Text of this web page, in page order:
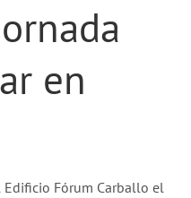
en
Edificio Fórum Carballo el